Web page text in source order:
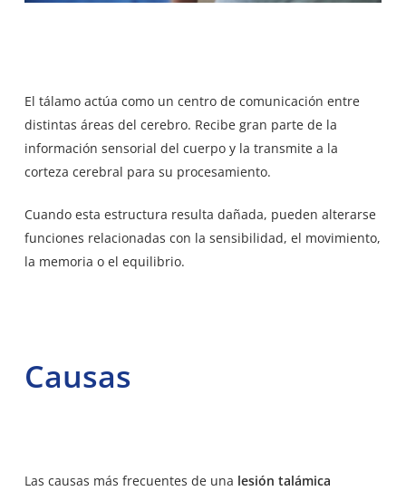
El tálamo actúa como un centro de comunicación entre
distintas áreas del cerebro. Recibe gran parte de la
información sensorial del cuerpo y la transmite a la
corteza cerebral para su procesamiento.
Cuando esta estructura resulta dañada, pueden alterarse
funciones relacionadas con la sensibilidad, el movimiento,
la memoria o el equilibrio.
Causas
Las causas más frecuentes de una lesión talámica